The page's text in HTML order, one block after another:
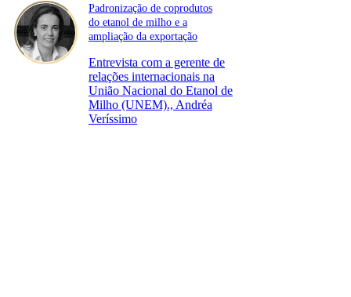
Padronização de coprodutos
do etanol de milho e a
ampliação da exportação
Entrevista com a gerente de
relações internacionais na
União Nacional do Etanol de
Milho (UNEM)., Andréa
Veríssimo